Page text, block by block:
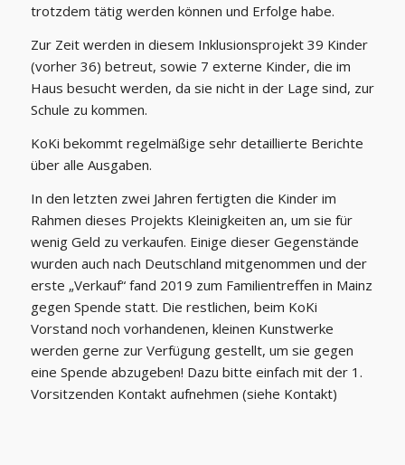
trotzdem tätig werden können und Erfolge habe.
Zur Zeit werden in diesem Inklusionsprojekt 39 Kinder
(vorher 36) betreut, sowie 7 externe Kinder, die im
Haus besucht werden, da sie nicht in der Lage sind, zur
Schule zu kommen.
KoKi bekommt regelmäßige sehr detaillierte Berichte
über alle Ausgaben.
In den letzten zwei Jahren fertigten die Kinder im
Rahmen dieses Projekts Kleinigkeiten an, um sie für
wenig Geld zu verkaufen. Einige dieser Gegenstände
wurden auch nach Deutschland mitgenommen und der
erste „Verkauf“ fand 2019 zum Familientreffen in Mainz
gegen Spende statt. Die restlichen, beim KoKi
Vorstand noch vorhandenen, kleinen Kunstwerke
werden gerne zur Verfügung gestellt, um sie gegen
eine Spende abzugeben! Dazu bitte einfach mit der 1.
Vorsitzenden Kontakt aufnehmen (siehe Kontakt)